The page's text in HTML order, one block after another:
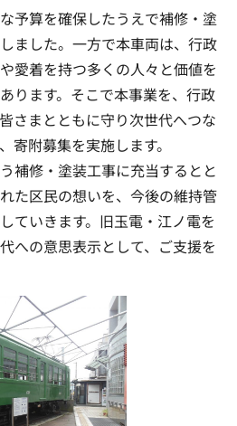
予算を確保したうえで補修・塗
ました。一方で本車両は、行政
愛着を持つ多くの人々と価値を
ります。そこで本事業を、行政
さまとともに守り次世代へつな
寄附募集を実施します。
補修・塗装工事に充当するとと
た区民の想いを、今後の維持管
ていきます。旧玉電・江ノ電を
への意思表示として、ご支援を